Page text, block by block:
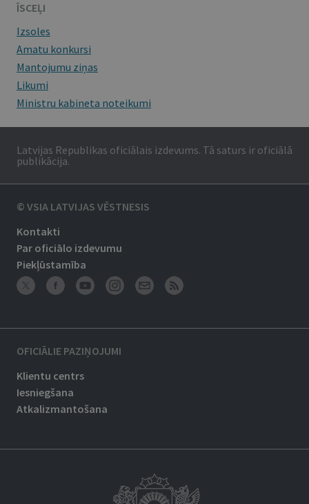
ĪSCEĻI
Izsoles
Amatu konkursi
Mantojumu ziņas
Likumi
Ministru kabineta noteikumi
Latvijas Republikas oficiālais izdevums. Tā saturs ir oficiālā
publikācija.
© VSIA LATVIJAS VĒSTNESIS
Kontakti
Par oficiālo izdevumu
Piekļūstamība
OFICIĀLIE PAZIŅOJUMI
Klientu centrs
Iesniegšana
Atkalizmantošana